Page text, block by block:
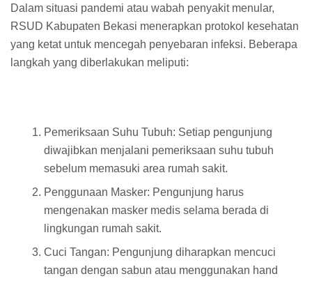
Dalam situasi pandemi atau wabah penyakit menular,
RSUD Kabupaten Bekasi menerapkan protokol kesehatan
yang ketat untuk mencegah penyebaran infeksi. Beberapa
langkah yang diberlakukan meliputi:
Pemeriksaan Suhu Tubuh: Setiap pengunjung
diwajibkan menjalani pemeriksaan suhu tubuh
sebelum memasuki area rumah sakit.
Penggunaan Masker: Pengunjung harus
mengenakan masker medis selama berada di
lingkungan rumah sakit.
Cuci Tangan: Pengunjung diharapkan mencuci
tangan dengan sabun atau menggunakan hand